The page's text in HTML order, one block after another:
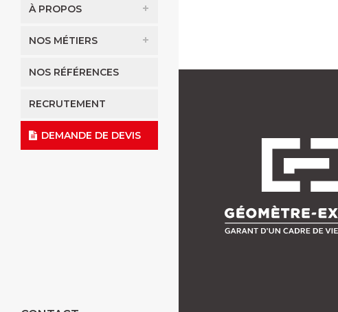
À PROPOS
NOS MÉTIERS
NOS RÉFÉRENCES
RECRUTEMENT
DEMANDE DE DEVIS